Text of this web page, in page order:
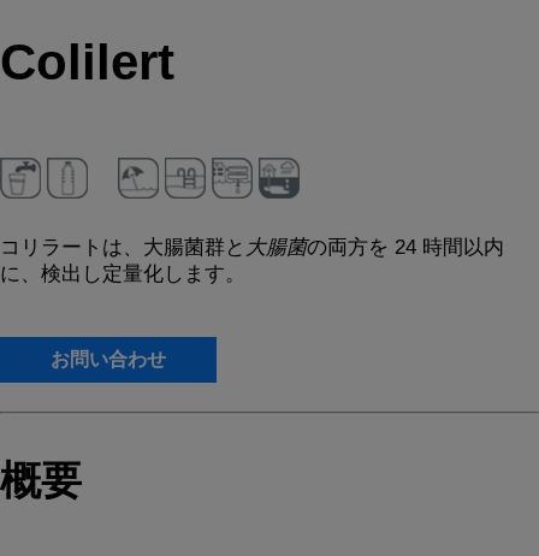
Colilert
コリラートは、大腸菌群と 大腸菌の両方を 24 時間以内
に、検出し定量化します。
お問い合わせ
概要